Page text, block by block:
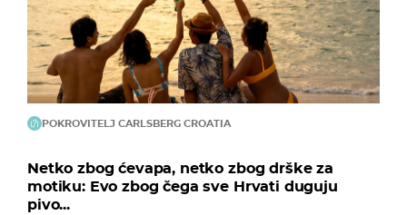
POKROVITELJ CARLSBERG CROATIA
Netko zbog ćevapa, netko zbog drške za
motiku: Evo zbog čega sve Hrvati duguju
pivo...